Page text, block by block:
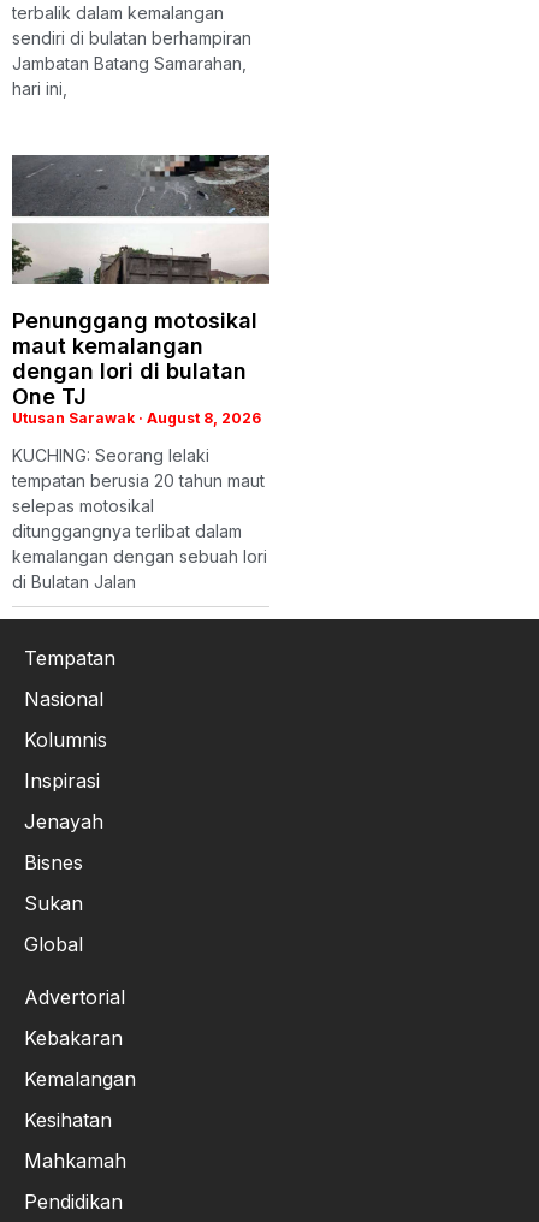
terbalik dalam kemalangan
sendiri di bulatan berhampiran
Jambatan Batang Samarahan,
hari ini,
Penunggang motosikal
maut kemalangan
dengan lori di bulatan
One TJ
Utusan Sarawak August 8, 2026
KUCHING: Seorang lelaki
tempatan berusia 20 tahun maut
selepas motosikal
ditunggangnya terlibat dalam
kemalangan dengan sebuah lori
di Bulatan Jalan
Tempatan
Nasional
Kolumnis
Inspirasi
Jenayah
Bisnes
Sukan
Global
Advertorial
Kebakaran
Kemalangan
Kesihatan
Mahkamah
Pendidikan